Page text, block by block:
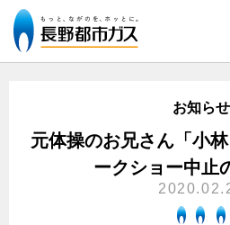
ガス料金について
料金メニュー
設備別に比較する
お知らせ
元体操のお兄さん「小
ークショー中止